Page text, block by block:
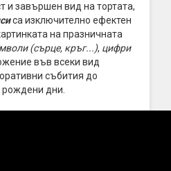
и завършен вид на тортата,
са изключително ефектен
на празничната
(сърце, кръг...), цифри
във всеки вид
събития до
дни.